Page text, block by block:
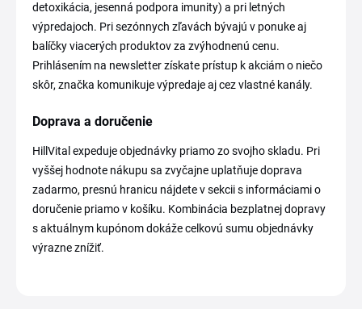
detoxikácia, jesenná podpora imunity) a pri letných
výpredajoch. Pri sezónnych zľavách bývajú v ponuke aj
balíčky viacerých produktov za zvýhodnenú cenu.
Prihlásením na newsletter získate prístup k akciám o niečo
skôr, značka komunikuje výpredaje aj cez vlastné kanály.
Doprava a doručenie
HillVital expeduje objednávky priamo zo svojho skladu. Pri
vyššej hodnote nákupu sa zvyčajne uplatňuje doprava
zadarmo, presnú hranicu nájdete v sekcii s informáciami o
doručenie priamo v košíku. Kombinácia bezplatnej dopravy
s aktuálnym kupónom dokáže celkovú sumu objednávky
výrazne znížiť.